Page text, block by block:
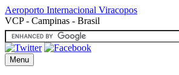
Aeroporto Internacional Viracopos
VCP - Campinas - Brasil
Menu